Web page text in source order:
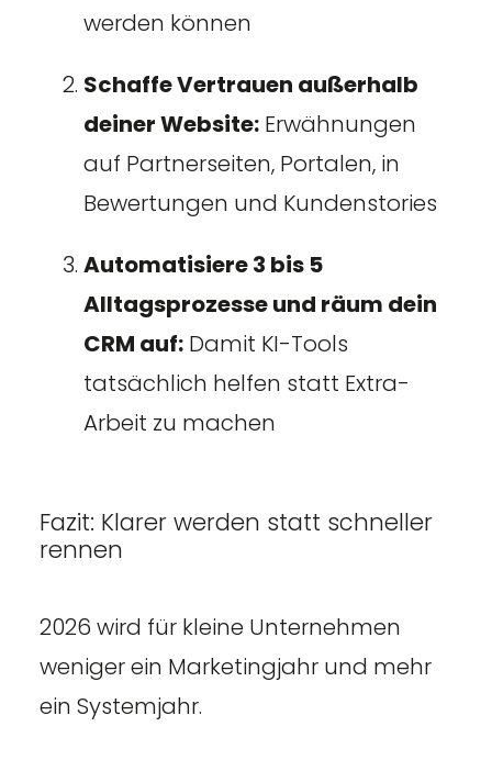
werden können
Schaffe Vertrauen außerhalb
deiner Website:Erwähnungen
auf Partnerseiten, Portalen, in
Bewertungen und Kundenstories
Automatisiere 3 bis 5
Alltagsprozesse und räum dein
CRM auf:Damit KI-Tools
tatsächlich helfen statt Extra-
Arbeit zu machen
Fazit: Klarer werden statt schneller
rennen
2026 wird für kleine Unternehmen
weniger ein Marketingjahr und mehr
ein Systemjahr.